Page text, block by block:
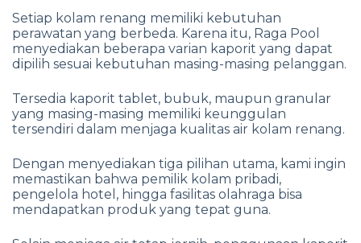
Setiap kolam renang memiliki kebutuhan
perawatan yang berbeda. Karena itu, Raga Pool
menyediakan beberapa varian kaporit yang dapat
dipilih sesuai kebutuhan masing-masing pelanggan.
Tersedia kaporit tablet, bubuk, maupun granular
yang masing-masing memiliki keunggulan
tersendiri dalam menjaga kualitas air kolam renang.
Dengan menyediakan tiga pilihan utama, kami ingin
memastikan bahwa pemilik kolam pribadi,
pengelola hotel, hingga fasilitas olahraga bisa
mendapatkan produk yang tepat guna.